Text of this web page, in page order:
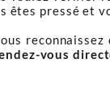
êtes pressé et
vous